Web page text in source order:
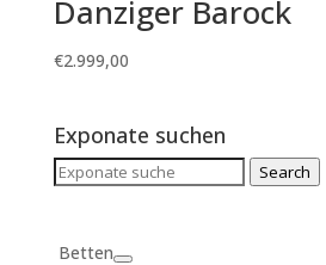
Danziger Barock
€2.999,00
Exponate suchen
Search
Search
Betten